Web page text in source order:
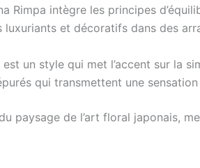
Rimpa intègre les principes
et décoratifs dans des
un style qui met l’accent sur la
qui transmettent une
paysage de l’art floral japonais,